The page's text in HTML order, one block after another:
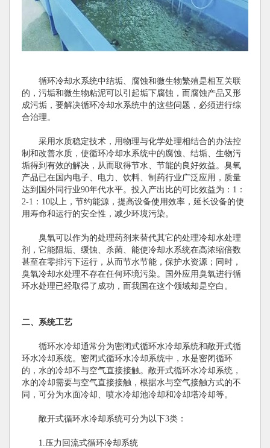
循环冷却水系统中结垢、腐蚀和微生物繁殖是相互关联
的，污垢和微生物粘泥可以引起垢下腐蚀，而腐蚀产品又形
成污垢，要解决循环冷却水系统中的这些问题，必须进行综
合治理。
采用水质稳定技术，用物理与化学处理相结合的办法控
制和改善水质，使循环冷却水系统中的腐蚀、结垢、生物污
垢得到有效的解决，从而取得节水、节能的良好效益。臭氧
产品已在国内电子、电力、饮料、制药行业广泛应用，质量
达到国外同行业90年代水平。投入产出比的可比效益为：1：
2-1：10以上，节约能源，提高设备使用效率，延长设备的使
用寿命和运行的安全性，减少环境污染。
臭氧可以作为的处理药剂来替代其它的处理冷却水处理
剂，它能阻垢、缓蚀、杀菌、能使冷却水系统在高浓缩倍数
甚至在零排污下运行，从而节水节能，保护水资源；同时，
臭氧冷却水处理不存在任何环境污染。国外应用臭氧进行循
环水处理已经取得了成功，而我国在这个领域却是空白。
二、系统工艺
循环水冷却通常分为密闭式循环水冷却系统和敞开式循
环水冷却系统。密闭式循环水冷却系统中，水是密闭循环
的，水的冷却不与空气直接接触。敞开式循环水冷却系统，
水的冷却需要与空气直接接触，根据水与空气接触方式的不
同，可分为水面冷却、喷水冷却池冷却和冷却塔冷却等。
敞开式循环水冷却系统可分为以下3类：
1.压力回流式循环冷却系统